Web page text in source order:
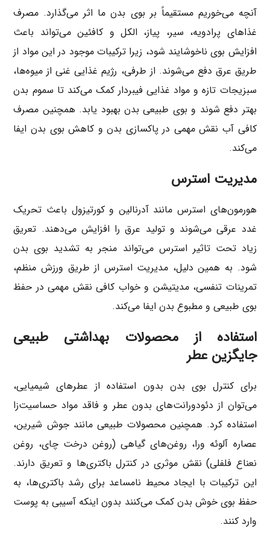
آنچه می‌خوریم مستقیماً بر بوی بدن ما اثر می‌گذارد. مصرف
غذاهای پرادویه، سیر، پیاز، الکل و کافئین می‌تواند باعث
افزایش بوی ناخوشایند شود، زیرا ترکیبات موجود در این مواد از
طریق عرق دفع می‌شوند. از طرفی، رژیم غذایی غنی از میوه‌ها،
سبزیجات تازه و مواد غذایی فیبردار کمک می‌کند تا سموم بدن
بهتر دفع شوند و بوی طبیعی بدن بهبود یابد. همچنین مصرف
کافی آب نقش مهمی در پاکسازی بدن و کاهش بوی بدن ایفا
می‌کند.
مدیریت استرس
هورمون‌های استرس مانند آدرنالین و کورتیزول باعث تحریک
غدد عرقی می‌شوند و تولید عرق را افزایش می‌دهند. تعریق
زیاد تحت تاثیر استرس می‌تواند منجر به تشدید بوی بدن
شود. به همین دلیل، مدیریت استرس از طریق ورزش منظم،
تمرینات تنفسی، مدیتیشن و خواب کافی نقش مهمی در حفظ
بوی طبیعی و مطبوع بدن ایفا می‌کند.
استفاده از محصولات بهداشتی طبیعی
جایگزین عطر
برای کنترل بوی بدن بدون استفاده از عطرهای شیمیایی،
می‌توان از دئودورانت‌های بدون عطر و فاقد مواد حساسیت‌زا
استفاده کرد. همچنین محصولات طبیعی مانند جوش شیرین،
عصاره آلوئه ورا، روغن‌های گیاهی (روغن درخت چای، روغن
نعناع فلفلی) نقش موثری در کنترل باکتری‌ها و تعریق دارند.
این ترکیبات با ایجاد محیط نامساعد برای رشد باکتری‌ها، به
حفظ بوی خوش بدن کمک می‌کنند بدون اینکه آسیبی به پوست
وارد کنند.